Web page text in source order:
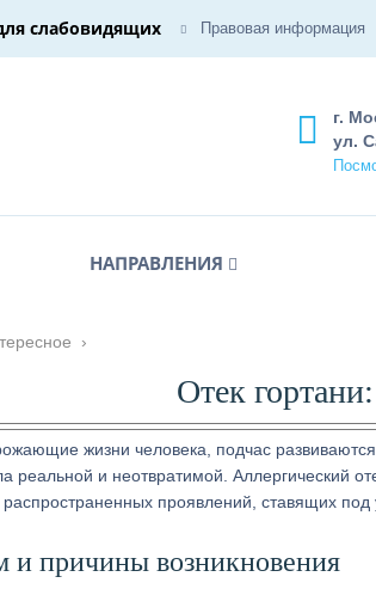
слабовидящих Правовая информация
г.
ул.
НАПРАВЛЕНИЯ
›
Отек
жизни человека, подчас
реальной и неотвратимой. Аллергический
проявлений, ставящих под
и причины возникновения